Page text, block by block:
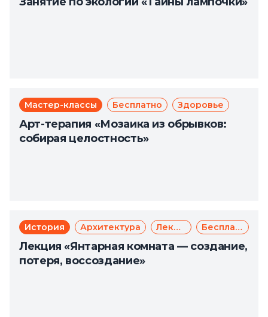
Мастер-классы Бесплатно Здоровье
Арт-терапия «Мозаика из обрывков:
собирая целостность»
История Архитектура Лекции Бесплатно
Лекция «Янтарная комната — создание,
потеря, воссоздание»